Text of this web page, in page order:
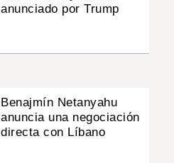
anunciado por Trump
Benajmín Netanyahu
anuncia una negociación
directa con Líbano